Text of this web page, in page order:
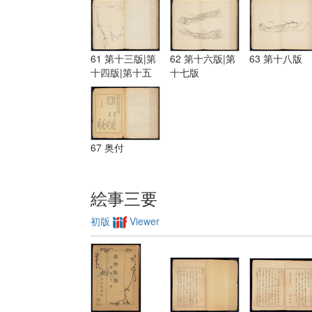
61 第十三版|第
十四版|第十五
版
62 第十六版|第
十七版
63 第十八版
67 奥付
絵事三要
初版 Viewer